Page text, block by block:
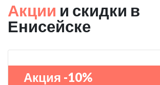
Акции и скидки в
Енисейске
Акция -10%